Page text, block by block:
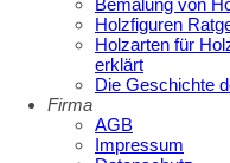
Bemalung von
Holzfiguren
Holzarten für
erklärt
Die Geschichte
Firma
AGB
Impressum